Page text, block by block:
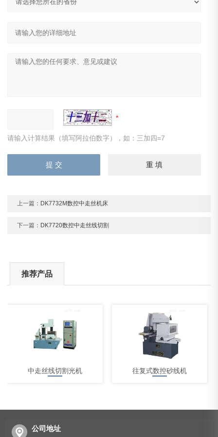
请输入计算结果（填写阿拉伯数字），如：三加四=7
上一篇： DK7732M数控中走丝机床
下一篇： DK7720数控中走丝线切割
推荐产品
中走丝线切割光机 往复式数控砂线机
公司地址